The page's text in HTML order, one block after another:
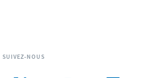
SUIVEZ-NOUS